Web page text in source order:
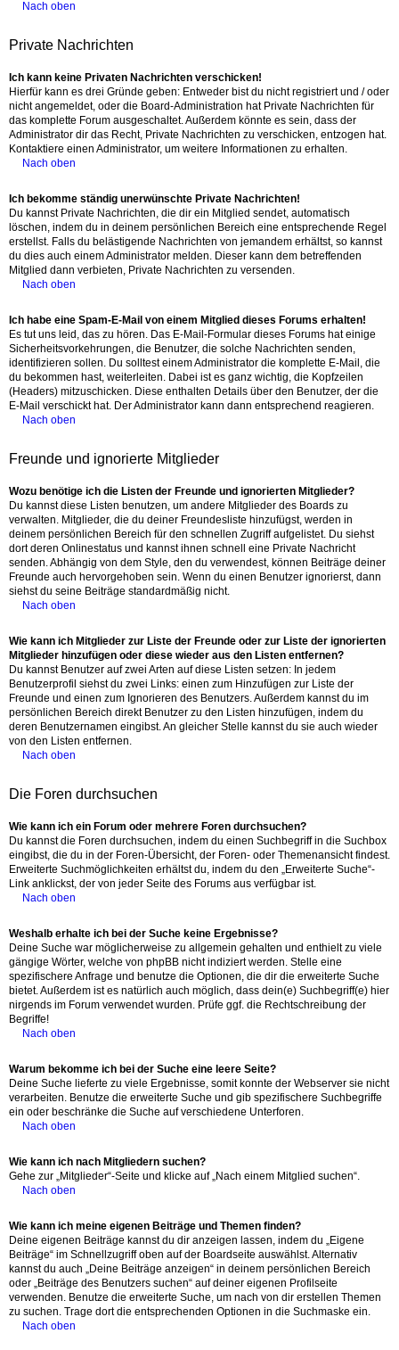
Nach oben
Private Nachrichten
Ich kann keine Privaten Nachrichten verschicken!
Hierfür kann es drei Gründe geben: Entweder bist du nicht registriert und / oder
nicht angemeldet, oder die Board-Administration hat Private Nachrichten für
das komplette Forum ausgeschaltet. Außerdem könnte es sein, dass der
Administrator dir das Recht, Private Nachrichten zu verschicken, entzogen hat.
Kontaktiere einen Administrator, um weitere Informationen zu erhalten.
Nach oben
Ich bekomme ständig unerwünschte Private Nachrichten!
Du kannst Private Nachrichten, die dir ein Mitglied sendet, automatisch
löschen, indem du in deinem persönlichen Bereich eine entsprechende Regel
erstellst. Falls du belästigende Nachrichten von jemandem erhältst, so kannst
du dies auch einem Administrator melden. Dieser kann dem betreffenden
Mitglied dann verbieten, Private Nachrichten zu versenden.
Nach oben
Ich habe eine Spam-E-Mail von einem Mitglied dieses Forums erhalten!
Es tut uns leid, das zu hören. Das E-Mail-Formular dieses Forums hat einige
Sicherheitsvorkehrungen, die Benutzer, die solche Nachrichten senden,
identifizieren sollen. Du solltest einem Administrator die komplette E-Mail, die
du bekommen hast, weiterleiten. Dabei ist es ganz wichtig, die Kopfzeilen
(Headers) mitzuschicken. Diese enthalten Details über den Benutzer, der die
E-Mail verschickt hat. Der Administrator kann dann entsprechend reagieren.
Nach oben
Freunde und ignorierte Mitglieder
Wozu benötige ich die Listen der Freunde und ignorierten Mitglieder?
Du kannst diese Listen benutzen, um andere Mitglieder des Boards zu
verwalten. Mitglieder, die du deiner Freundesliste hinzufügst, werden in
deinem persönlichen Bereich für den schnellen Zugriff aufgelistet. Du siehst
dort deren Onlinestatus und kannst ihnen schnell eine Private Nachricht
senden. Abhängig von dem Style, den du verwendest, können Beiträge deiner
Freunde auch hervorgehoben sein. Wenn du einen Benutzer ignorierst, dann
siehst du seine Beiträge standardmäßig nicht.
Nach oben
Wie kann ich Mitglieder zur Liste der Freunde oder zur Liste der ignorierten
Mitglieder hinzufügen oder diese wieder aus den Listen entfernen?
Du kannst Benutzer auf zwei Arten auf diese Listen setzen: In jedem
Benutzerprofil siehst du zwei Links: einen zum Hinzufügen zur Liste der
Freunde und einen zum Ignorieren des Benutzers. Außerdem kannst du im
persönlichen Bereich direkt Benutzer zu den Listen hinzufügen, indem du
deren Benutzernamen eingibst. An gleicher Stelle kannst du sie auch wieder
von den Listen entfernen.
Nach oben
Die Foren durchsuchen
Wie kann ich ein Forum oder mehrere Foren durchsuchen?
Du kannst die Foren durchsuchen, indem du einen Suchbegriff in die Suchbox
eingibst, die du in der Foren-Übersicht, der Foren- oder Themenansicht findest.
Erweiterte Suchmöglichkeiten erhältst du, indem du den „Erweiterte Suche“-
Link anklickst, der von jeder Seite des Forums aus verfügbar ist.
Nach oben
Weshalb erhalte ich bei der Suche keine Ergebnisse?
Deine Suche war möglicherweise zu allgemein gehalten und enthielt zu viele
gängige Wörter, welche von phpBB nicht indiziert werden. Stelle eine
spezifischere Anfrage und benutze die Optionen, die dir die erweiterte Suche
bietet. Außerdem ist es natürlich auch möglich, dass dein(e) Suchbegriff(e) hier
nirgends im Forum verwendet wurden. Prüfe ggf. die Rechtschreibung der
Begriffe!
Nach oben
Warum bekomme ich bei der Suche eine leere Seite?
Deine Suche lieferte zu viele Ergebnisse, somit konnte der Webserver sie nicht
verarbeiten. Benutze die erweiterte Suche und gib spezifischere Suchbegriffe
ein oder beschränke die Suche auf verschiedene Unterforen.
Nach oben
Wie kann ich nach Mitgliedern suchen?
Gehe zur „Mitglieder“-Seite und klicke auf „Nach einem Mitglied suchen“.
Nach oben
Wie kann ich meine eigenen Beiträge und Themen finden?
Deine eigenen Beiträge kannst du dir anzeigen lassen, indem du „Eigene
Beiträge“ im Schnellzugriff oben auf der Boardseite auswählst. Alternativ
kannst du auch „Deine Beiträge anzeigen“ in deinem persönlichen Bereich
oder „Beiträge des Benutzers suchen“ auf deiner eigenen Profilseite
verwenden. Benutze die erweiterte Suche, um nach von dir erstellen Themen
zu suchen. Trage dort die entsprechenden Optionen in die Suchmaske ein.
Nach oben